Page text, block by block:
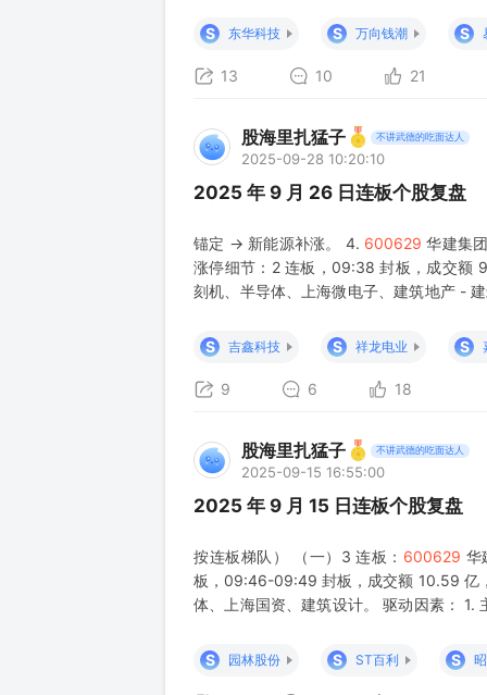
S
东华科技 S 万向钱潮 S
13 10 21
股海里扎猛子 不讲武德的吃面达人
2025-09-28 10:20:10
2025 年 9 月 26 日连板个股复盘
锚定 → 新能源补涨。 4. 600629 华建集
涨停细节：2 连板，09:38 封板，成交额
刻机、半导体、上海微电子、建筑地产 -
S
吉鑫科技 S 祥龙电业 S
9 6 18
股海里扎猛子 不讲武德的吃面达人
2025-09-15 16:55:00
2025 年 9 月 15 日连板个股复盘
按连板梯队） （一）3 连板： 600629 华
板，09:46-09:49 封板，成交额 10.59 亿
体、上海国资、建筑设计。 驱动因素： 1.
S
园林股份 S ST百利 S